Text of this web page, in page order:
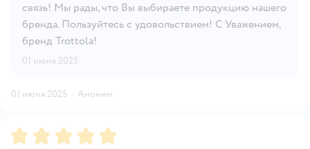
связь! Мы рады, что Вы выбираете продукцию нашего
бренда. Пользуйтесь с удовольствием! С Уважением,
бренд Trottola!
01 июня 2025
01 июня 2025 · Аноним
Рейтинг:5